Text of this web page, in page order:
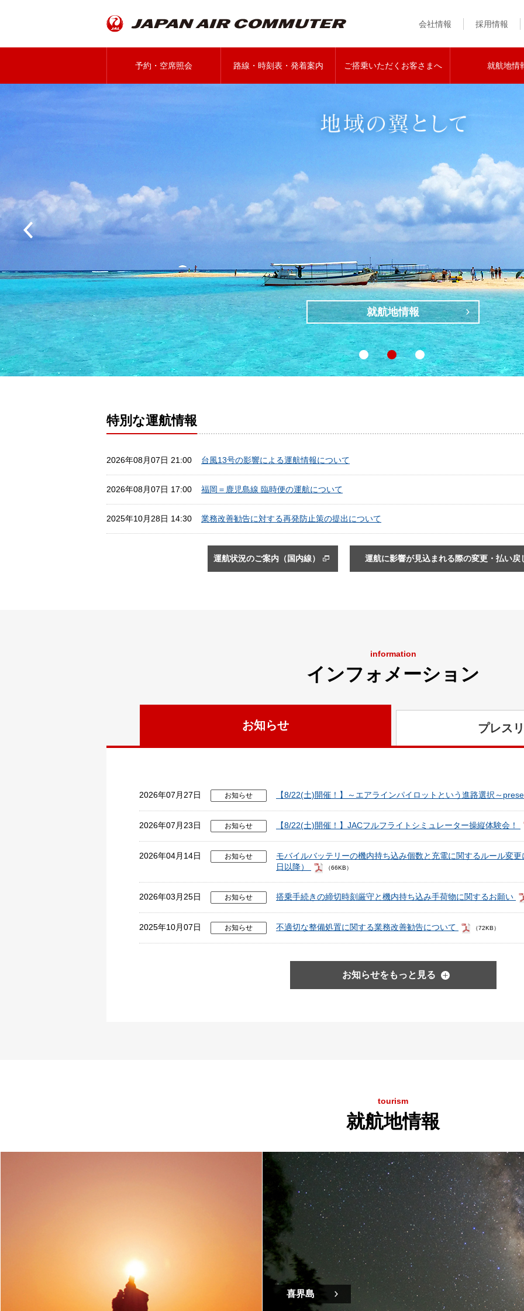
会社情報 採用情報
予約・空席照会 路線・時刻表・発着案内 ご搭乗いただくお客さまへ 就航地情
日本をつなぐATR（動画公開中）
特別な運航情報
2026年08月07日 21:00 台風13号の影響による運航情報について
2026年08月07日 17:00 福岡＝鹿児島線 臨時便の運航について
2025年10月28日 14:30 業務改善勧告に対する再発防止策の提出について
運航状況のご案内（国内線） 運航に影響が見込まれる際の変更・払い戻
information
インフォメーション
お知らせ プレス
2026年07月27日 お知らせ 【8/22(土)開催！】～エアラインパイロットという進路選択～
2026年07月23日 お知らせ 【8/22(土)開催！】JACフルフライトシミュレーター操縦体験会！
2026年04月14日 お知らせ
モバイルバッテリーの機内持ち込み個数と充電に関するルール変
日以降）
（66KB）
2026年03月25日 お知らせ 搭乗手続きの締切時刻厳守と機内持ち込み手荷物に関するお願い
2025年10月07日 お知らせ 不適切な整備処置に関する業務改善勧告について （72KB）
お知らせをもっと見る
tourism
就航地情報
喜界島